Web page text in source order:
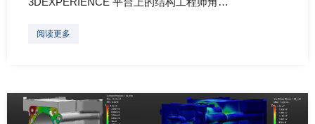
阅读更多